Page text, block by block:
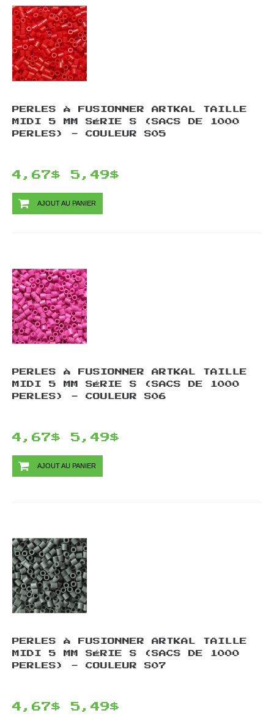
PERLES À FUSIONNER ARTKAL TAILLE
MIDI 5 MM SÉRIE S (SACS DE 1000
PERLES) - COULEUR S05
4,67$ 5,49$
AJOUT AU PANIER
PERLES À FUSIONNER ARTKAL TAILLE
MIDI 5 MM SÉRIE S (SACS DE 1000
PERLES) - COULEUR S06
4,67$ 5,49$
AJOUT AU PANIER
PERLES À FUSIONNER ARTKAL TAILLE
MIDI 5 MM SÉRIE S (SACS DE 1000
PERLES) - COULEUR S07
4,67$ 5,49$